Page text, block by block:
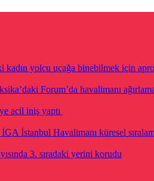
kadın yolcu uçağa binebilmek için
Forum’da havalimanı
acil iniş yaptı
İstanbul Havalimanı küresel
3. sıradaki yerini korudu